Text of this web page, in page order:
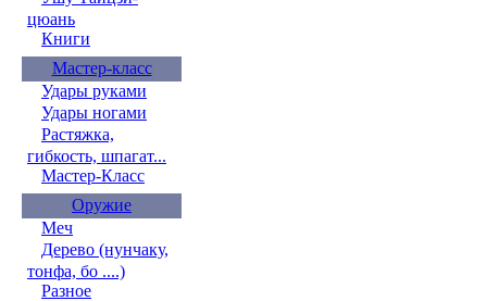
цюань
Книги
Мастер-класс
Удары руками
Удары ногами
Растяжка,
гибкость, шпагат...
Мастер-Класс
Оружие
Меч
Дерево (нунчаку,
тонфа, бо ....)
Разное